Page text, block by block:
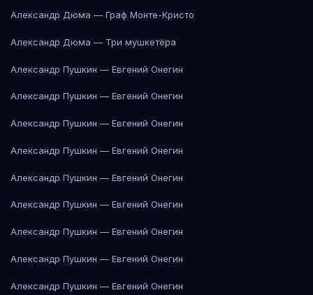
Александр Дюма — Граф Монте-Кристо
Александр Дюма — Три мушкетёра
Александр Пушкин — Евгений Онегин
Александр Пушкин — Евгений Онегин
Александр Пушкин — Евгений Онегин
Александр Пушкин — Евгений Онегин
Александр Пушкин — Евгений Онегин
Александр Пушкин — Евгений Онегин
Александр Пушкин — Евгений Онегин
Александр Пушкин — Евгений Онегин
Александр Пушкин — Евгений Онегин